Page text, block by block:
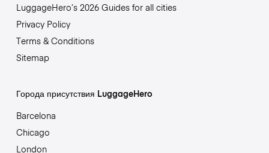
LuggageHero’s 2026 Guides for all cities
Privacy Policy
Terms & Conditions
Sitemap
Города присутствия LuggageHero
Barcelona
Chicago
London